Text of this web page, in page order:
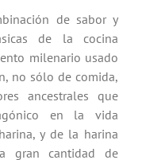
de sabor y
de la cocina
milenario usado
no sólo de comida,
ancestrales que
en la vida
y de la harina
gran cantidad de